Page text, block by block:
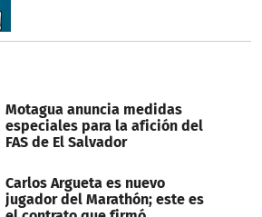
Motagua anuncia medidas
especiales para la afición del
FAS de El Salvador
Carlos Argueta es nuevo
jugador del Marathón; este es